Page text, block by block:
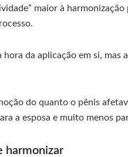
maior à
hora da aplicação em si,
do quanto o pênis
a esposa e muito menos
harmonizar